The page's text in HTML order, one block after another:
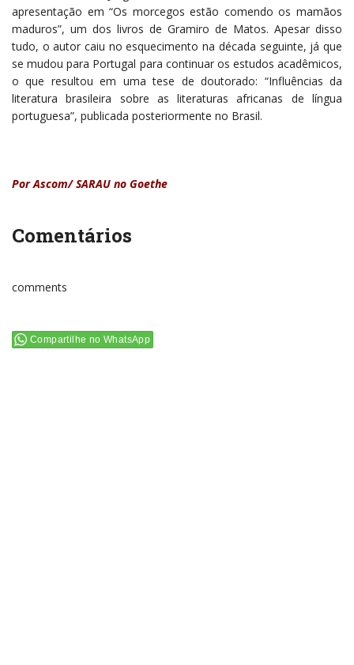
apresentação em “Os morcegos estão comendo os mamãos
maduros”, um dos livros de Gramiro de Matos. Apesar disso
tudo, o autor caiu no esquecimento na década seguinte, já que
se mudou para Portugal para continuar os estudos acadêmicos,
o que resultou em uma tese de doutorado: “Influências da
literatura brasileira sobre as literaturas africanas de língua
portuguesa”, publicada posteriormente no Brasil.
Por Ascom/ SARAU no Goethe
Comentários
comments
Compartilhe no WhatsApp